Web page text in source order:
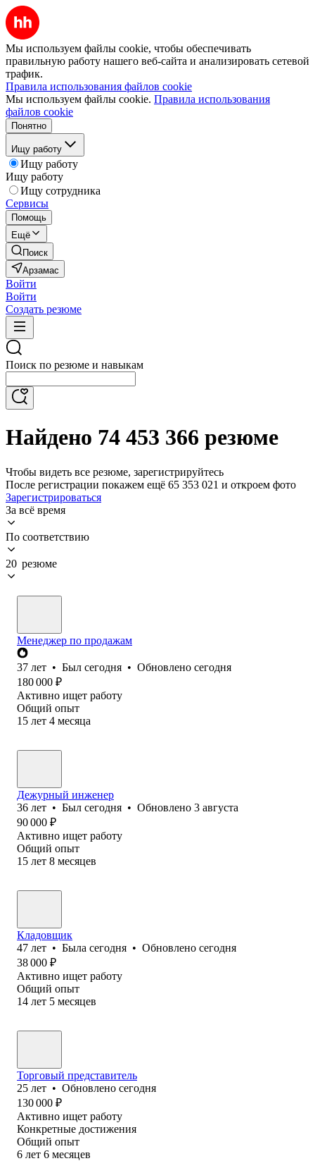
Мы используем файлы cookie, чтобы обеспечивать
правильную работу нашего веб-сайта и анализировать сетевой
трафик.
Правила использования файлов cookie
Мы используем файлы cookie. Правила использования
файлов cookie
Понятно
Ищу работу
Ищу работу
Ищу работу
Ищу сотрудника
Сервисы
Помощь
Ещё
Поиск
Арзамас
Войти
Войти
Создать резюме
Поиск по резюме и навыкам
Найдено 74 453 366 резюме
Чтобы видеть все резюме, зарегистрируйтесь
После регистрации покажем ещё 65 353 021 и откроем фото
Зарегистрироваться
За всё время
По соответствию
20 резюме
Менеджер по продажам
37 лет • Был сегодня • Обновлено сегодня
180 000 ₽
Активно ищет работу
Общий опыт
15 лет 4 месяца
Дежурный инженер
36 лет • Был сегодня • Обновлено 3 августа
90 000 ₽
Активно ищет работу
Общий опыт
15 лет 8 месяцев
Кладовщик
47 лет • Была сегодня • Обновлено сегодня
38 000 ₽
Активно ищет работу
Общий опыт
14 лет 5 месяцев
Торговый представитель
25 лет • Обновлено сегодня
130 000 ₽
Активно ищет работу
Конкретные достижения
Общий опыт
6 лет 6 месяцев